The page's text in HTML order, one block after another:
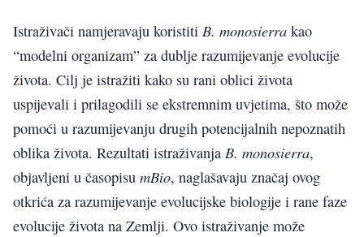
Istraživači namjeravaju koristiti B. monosierra kao
“modelni organizam” za dublje razumijevanje evolucije
života. Cilj je istražiti kako su rani oblici života
uspijevali i prilagodili se ekstremnim uvjetima, što može
pomoći u razumijevanju drugih potencijalnih nepoznatih
oblika života. Rezultati istraživanja B. monosierra,
objavljeni u časopisu mBio, naglašavaju značaj ovog
otkrića za razumijevanje evolucijske biologije i rane faze
evolucije života na Zemlji. Ovo istraživanje može